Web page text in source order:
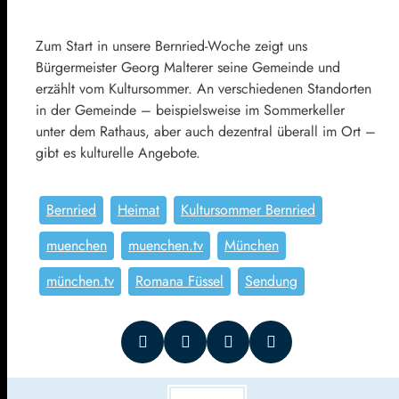
Zum Start in unsere Bernried-Woche zeigt uns
Bürgermeister Georg Malterer seine Gemeinde und
erzählt vom Kultursommer. An verschiedenen Standorten
in der Gemeinde – beispielsweise im Sommerkeller
unter dem Rathaus, aber auch dezentral überall im Ort –
gibt es kulturelle Angebote.
Bernried Heimat
Kultursommer Bernried
muenchen
muenchen.tv
München
münchen.tv
Romana Füssel Sendung